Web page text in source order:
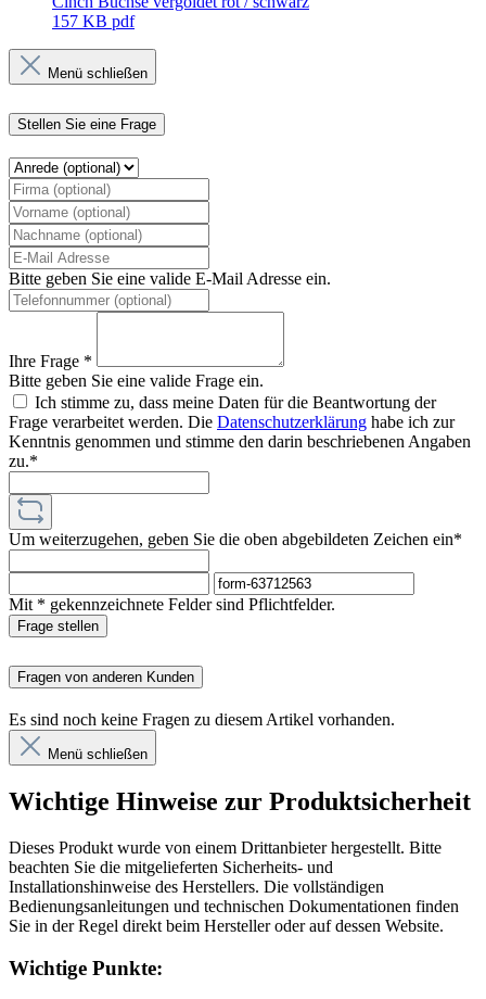
157 KB pdf
Menü schließen
Stellen Sie eine Frage
Bitte geben Sie eine valide E-Mail Adresse ein.
Ihre Frage *
Bitte geben Sie eine valide Frage ein.
Ich stimme zu, dass meine Daten für die Beantwortung der
Frage verarbeitet werden. Die Datenschutzerklärung habe ich zur
Kenntnis genommen und stimme den darin beschriebenen Angaben
zu.*
Um weiterzugehen, geben Sie die oben abgebildeten Zeichen ein*
Mit * gekennzeichnete Felder sind Pflichtfelder.
Frage stellen
Fragen von anderen Kunden
Es sind noch keine Fragen zu diesem Artikel vorhanden.
Menü schließen
Wichtige Hinweise zur Produktsicherheit
Dieses Produkt wurde von einem Drittanbieter hergestellt. Bitte
beachten Sie die mitgelieferten Sicherheits- und
Installationshinweise des Herstellers. Die vollständigen
Bedienungsanleitungen und technischen Dokumentationen finden
Sie in der Regel direkt beim Hersteller oder auf dessen Website.
Wichtige Punkte: